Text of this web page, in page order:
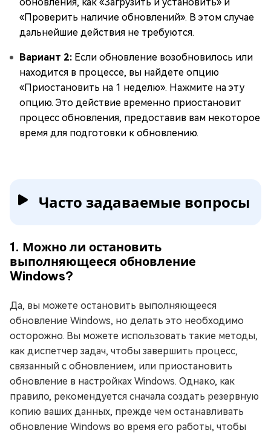
«Проверить наличие обновлений». В этом случае
дальнейшие действия не требуются.
Вариант 2: Если обновление возобновилось или
находится в процессе, вы найдете опцию
«Приостановить на 1 неделю». Нажмите на эту
опцию. Это действие временно приостановит
процесс обновления, предоставив вам некоторое
время для подготовки к обновлению.
Часто задаваемые вопросы
1. Можно ли остановить
выполняющееся обновление
Windows?
Да, вы можете остановить выполняющееся
обновление Windows, но делать это необходимо
осторожно. Вы можете использовать такие методы,
как диспетчер задач, чтобы завершить процесс,
связанный с обновлением, или приостановить
обновление в настройках Windows. Однако, как
правило, рекомендуется сначала создать резервную
копию ваших данных, прежде чем останавливать
обновление Windows во время его работы, чтобы